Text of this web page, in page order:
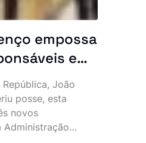
empossa
e
“O
João
posse, esta
novos
Administração